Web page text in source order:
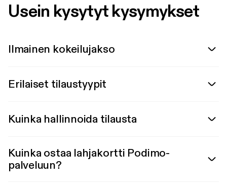
Usein kysytyt kysymykset
Ilmainen kokeilujakso
Erilaiset tilaustyypit
Kuinka hallinnoida tilausta
Kuinka ostaa lahjakortti Podimo-
palveluun?